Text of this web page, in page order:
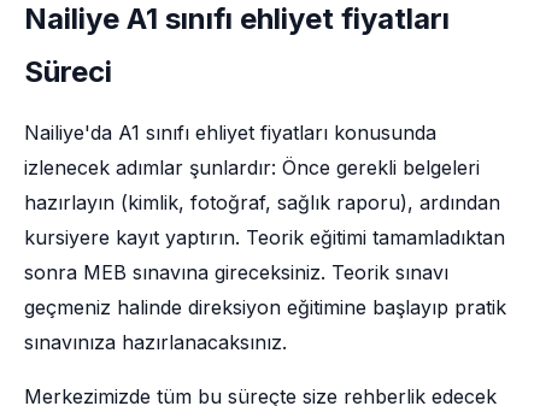
Nailiye A1 sınıfı ehliyet fiyatları
Süreci
Nailiye'da A1 sınıfı ehliyet fiyatları konusunda
izlenecek adımlar şunlardır: Önce gerekli belgeleri
hazırlayın (kimlik, fotoğraf, sağlık raporu), ardından
kursiyere kayıt yaptırın. Teorik eğitimi tamamladıktan
sonra MEB sınavına gireceksiniz. Teorik sınavı
geçmeniz halinde direksiyon eğitimine başlayıp pratik
sınavınıza hazırlanacaksınız.
Merkezimizde tüm bu süreçte size rehberlik edecek